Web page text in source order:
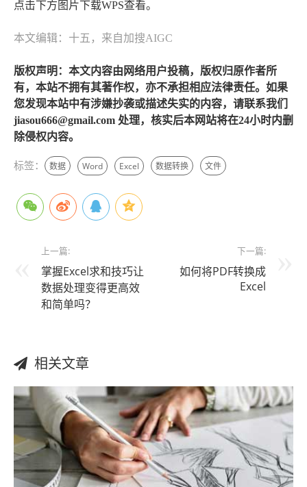
点击下方图片下载WPS查看。
本文编辑：十五，来自加搜AIGC
版权声明：本文内容由网络用户投稿，版权归原作者所
有，本站不拥有其著作权，亦不承担相应法律责任。如果
您发现本站中有涉嫌抄袭或描述失实的内容，请联系我们
jiasou666@gmail.com 处理，核实后本网站将在24小时内删
除侵权内容。
标签： 数据 Word Excel 数据转换 文件
上一篇:
掌握Excel求和技巧让
数据处理变得更高效
和简单吗？
下一篇:
如何将PDF转换成
Excel
相关文章